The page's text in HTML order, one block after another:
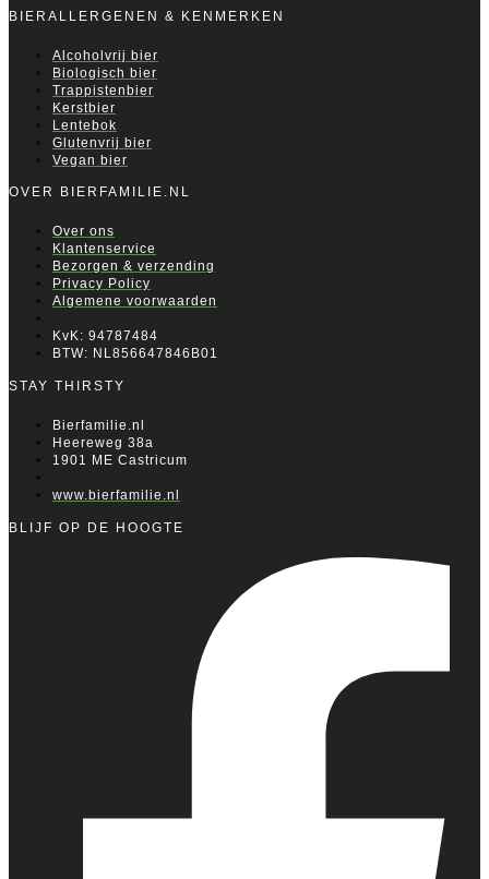
BIERALLERGENEN & KENMERKEN
Alcoholvrij bier
Biologisch bier
Trappistenbier
Kerstbier
Lentebok
Glutenvrij bier
Vegan bier
OVER BIERFAMILIE.NL
Over ons
Klantenservice
Bezorgen & verzending
Privacy Policy
Algemene voorwaarden
KvK: 94787484
BTW: NL856647846B01
STAY THIRSTY
Bierfamilie.nl
Heereweg 38a
1901 ME Castricum
www.bierfamilie.nl
BLIJF OP DE HOOGTE